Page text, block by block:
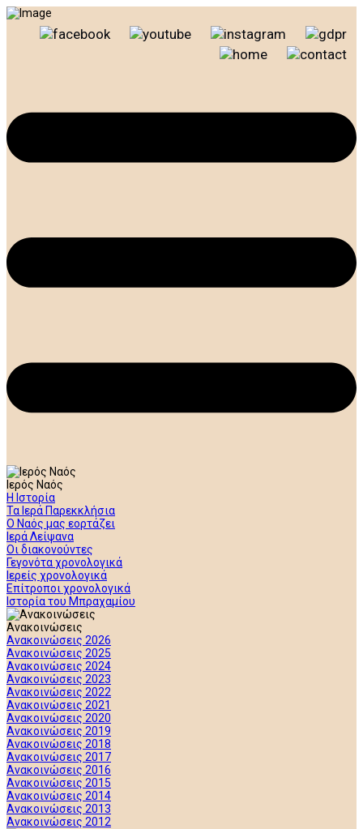
Ιερός Ναός
Η Ιστορία
Τα Ιερά Παρεκκλήσια
Ο Ναός μας εορτάζει
Ιερά Λείψανα
Οι διακονούντες
Γεγονότα χρονολογικά
Ιερείς χρονολογικά
Επίτροποι χρονολογικά
Ιστορία του Μπραχαμίου
Ανακοινώσεις
Ανακοινώσεις 2026
Ανακοινώσεις 2025
Ανακοινώσεις 2024
Ανακοινώσεις 2023
Ανακοινώσεις 2022
Ανακοινώσεις 2021
Ανακοινώσεις 2020
Ανακοινώσεις 2019
Ανακοινώσεις 2018
Ανακοινώσεις 2017
Ανακοινώσεις 2016
Ανακοινώσεις 2015
Ανακοινώσεις 2014
Ανακοινώσεις 2013
Ανακοινώσεις 2012